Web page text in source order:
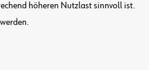
höheren Nutzlast sinnvoll ist.